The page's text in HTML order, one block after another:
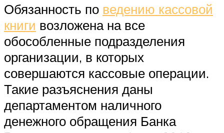
Обязанность по ведению кассовой
книги возложена на все
обособленные подразделения
организации, в которых
совершаются кассовые операции.
Такие разъяснения даны
департаментом наличного
денежного обращения Банка